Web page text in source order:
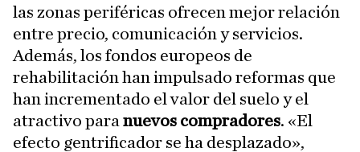
las zonas periféricas ofrecen mejor relación
entre precio, comunicación y servicios.
Además, los fondos europeos de
rehabilitación han impulsado reformas que
han incrementado el valor del suelo y el
atractivo para nuevos compradores. «El
efecto gentrificador se ha desplazado»,